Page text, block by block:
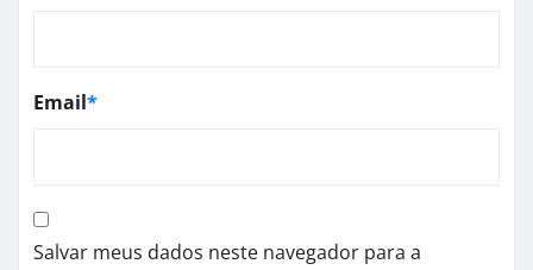
Email*
Salvar meus dados neste navegador para a